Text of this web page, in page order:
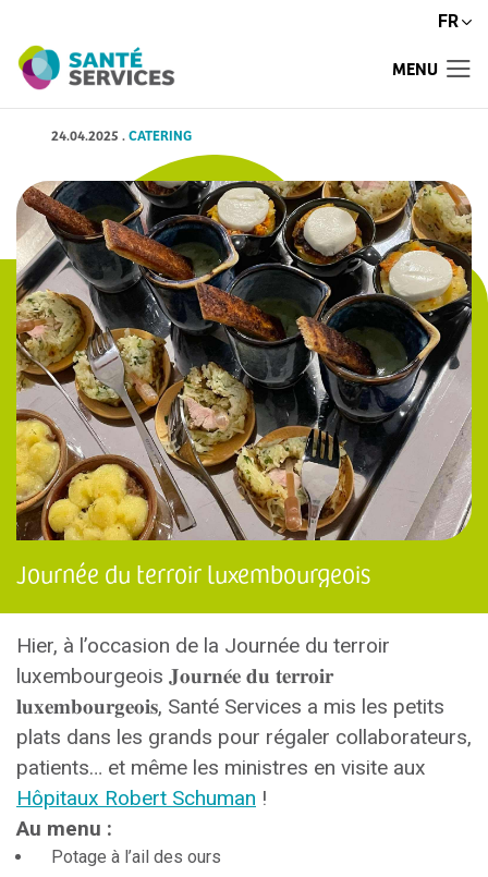
FR
MENU
24.04.2025 .CATERING
Journée du terroir luxembourgeois
Hier, à l’occasion de la Journée du terroir
luxembourgeois 𝐉𝐨𝐮𝐫𝐧𝐞́𝐞 𝐝𝐮 𝐭𝐞𝐫𝐫𝐨𝐢𝐫
𝐥𝐮𝐱𝐞𝐦𝐛𝐨𝐮𝐫𝐠𝐞𝐨𝐢𝐬, Santé Services a mis les petits
plats dans les grands pour régaler collaborateurs,
patients… et même les ministres en visite aux
Hôpitaux Robert Schuman !
Au menu :
Potage à l’ail des ours